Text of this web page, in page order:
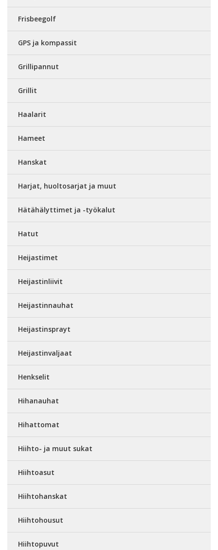
Frisbeegolf
GPS ja kompassit
Grillipannut
Grillit
Haalarit
Hameet
Hanskat
Harjat, huoltosarjat ja muut
Hätähälyttimet ja -työkalut
Hatut
Heijastimet
Heijastinliivit
Heijastinnauhat
Heijastinsprayt
Heijastinvaljaat
Henkselit
Hihanauhat
Hihattomat
Hiihto- ja muut sukat
Hiihtoasut
Hiihtohanskat
Hiihtohousut
Hiihtopuvut